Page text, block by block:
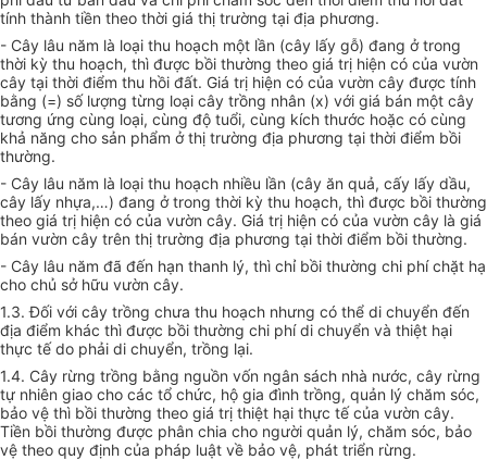
tính thành tiền theo thời giá thị trường tại địa phương.
- Cây lâu năm là loại thu hoạch một lần (cây lấy gỗ) đang ở trong
thời kỳ thu hoạch, thì được bồi thường theo giá trị hiện có của vườn
cây tại thời điểm thu hồi đất. Giá trị hiện có của vườn cây được tính
bằng (=) số lượng từng loại cây trồng nhân (x) với giá bán một cây
tương ứng cùng loại, cùng độ tuổi, cùng kích thước hoặc có cùng
khả năng cho sản phẩm ở thị trường địa phương tại thời điểm bồi
thường.
- Cây lâu năm là loại thu hoạch nhiều lần (cây ăn quả, cấy lấy dầu,
cây lấy nhựa,…) đang ở trong thời kỳ thu hoạch, thì được bồi thường
theo giá trị hiện có của vườn cây. Giá trị hiện có của vườn cây là giá
bán vườn cây trên thị trường địa phương tại thời điểm bồi thường.
- Cây lâu năm đã đến hạn thanh lý, thì chỉ bồi thường chi phí chặt hạ
cho chủ sở hữu vườn cây.
1.3. Đối với cây trồng chưa thu hoạch nhưng có thể di chuyển đến
địa điểm khác thì được bồi thường chi phí di chuyển và thiệt hại
thực tế do phải di chuyển, trồng lại.
1.4. Cây rừng trồng bằng nguồn vốn ngân sách nhà nước, cây rừng
tự nhiên giao cho các tổ chức, hộ gia đình trồng, quản lý chăm sóc,
bảo vệ thì bồi thường theo giá trị thiệt hại thực tế của vườn cây.
Tiền bồi thường được phân chia cho người quản lý, chăm sóc, bảo
vệ theo quy định của pháp luật về bảo vệ, phát triển rừng.